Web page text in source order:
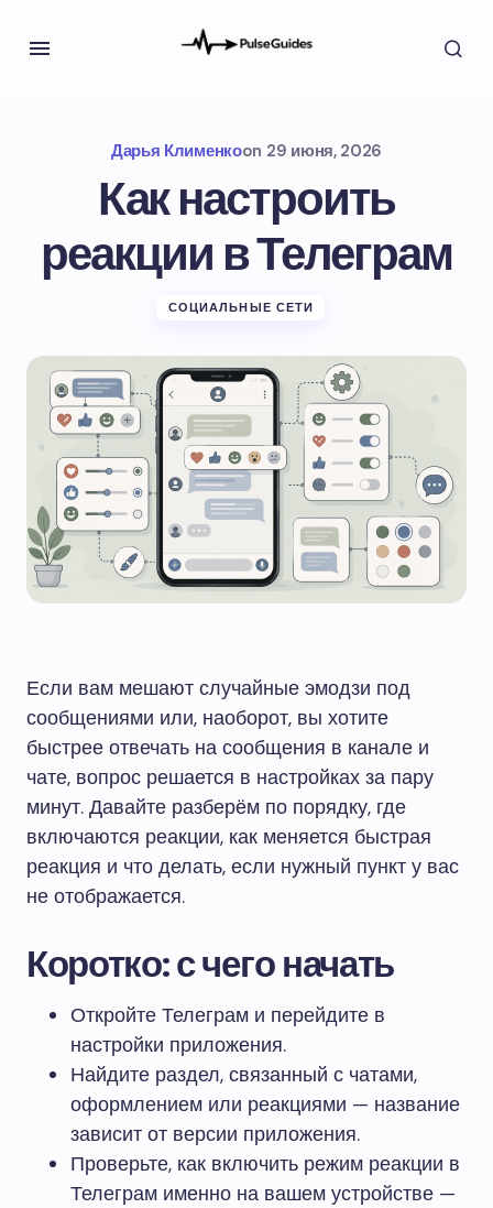
Дарья Клименкоon 29 июня, 2026
Как настроить
реакции в Телеграм
СОЦИАЛЬНЫЕ СЕТИ
Если вам мешают случайные эмодзи под
сообщениями или, наоборот, вы хотите
быстрее отвечать на сообщения в канале и
чате, вопрос решается в настройках за пару
минут. Давайте разберём по порядку, где
включаются реакции, как меняется быстрая
реакция и что делать, если нужный пункт у вас
не отображается.
Коротко: с чего начать
Откройте Телеграм и перейдите в
настройки приложения.
Найдите раздел, связанный с чатами,
оформлением или реакциями — название
зависит от версии приложения.
Проверьте, как включить режим реакции в
Телеграм именно на вашем устройстве —